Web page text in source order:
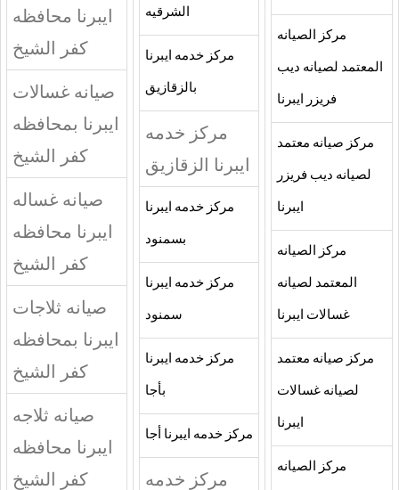
مركز الصيانه
المعتمد لصيانه ديب
فريزر ايبرنا
مركز صيانه معتمد
لصيانه ديب فريزر
ايبرنا
مركز الصيانه
المعتمد لصيانه
غسالات ايبرنا
مركز صيانه معتمد
لصيانه غسالات
ايبرنا
مركز الصيانه
الشرقيه
مركز خدمه ايبرنا
بالزقازيق
مركز خدمه
ايبرنا الزقازيق
مركز خدمه ايبرنا
بسمنود
مركز خدمه ايبرنا
سمنود
مركز خدمه ايبرنا
بأجا
مركز خدمه ايبرنا أجا
مركز خدمه
ايبرنا محافظه
كفر الشيخ
صيانه غسالات
ايبرنا بمحافظه
كفر الشيخ
صيانه غساله
ايبرنا محافظه
كفر الشيخ
صيانه ثلاجات
ايبرنا بمحافظه
كفر الشيخ
صيانه ثلاجه
ايبرنا محافظه
كفر الشيخ